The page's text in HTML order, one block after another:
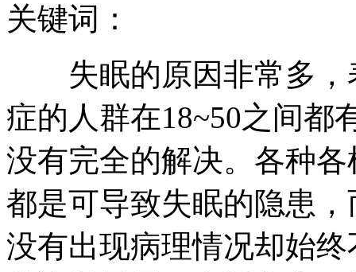
关键词：
失眠的原因非常多，
症的人群在18~50之间都
没有完全的解决。各种
都是可导致失眠的隐患
没有出现病理情况却始